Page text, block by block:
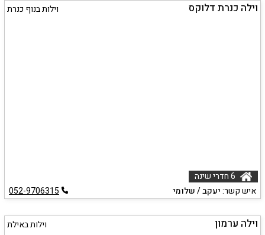
וילה כנרת דלוקס וילות בנוף כנרת
איש קשר:יעקב / שלומי 052-9706315
וילה ערמון וילות באילת